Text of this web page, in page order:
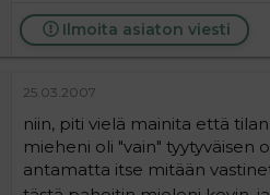
Ilmoita asiaton viesti
25.03.2007
niin, piti vielä mainita että
mieheni oli "vain" tyytyväisen
antamatta itse mitään